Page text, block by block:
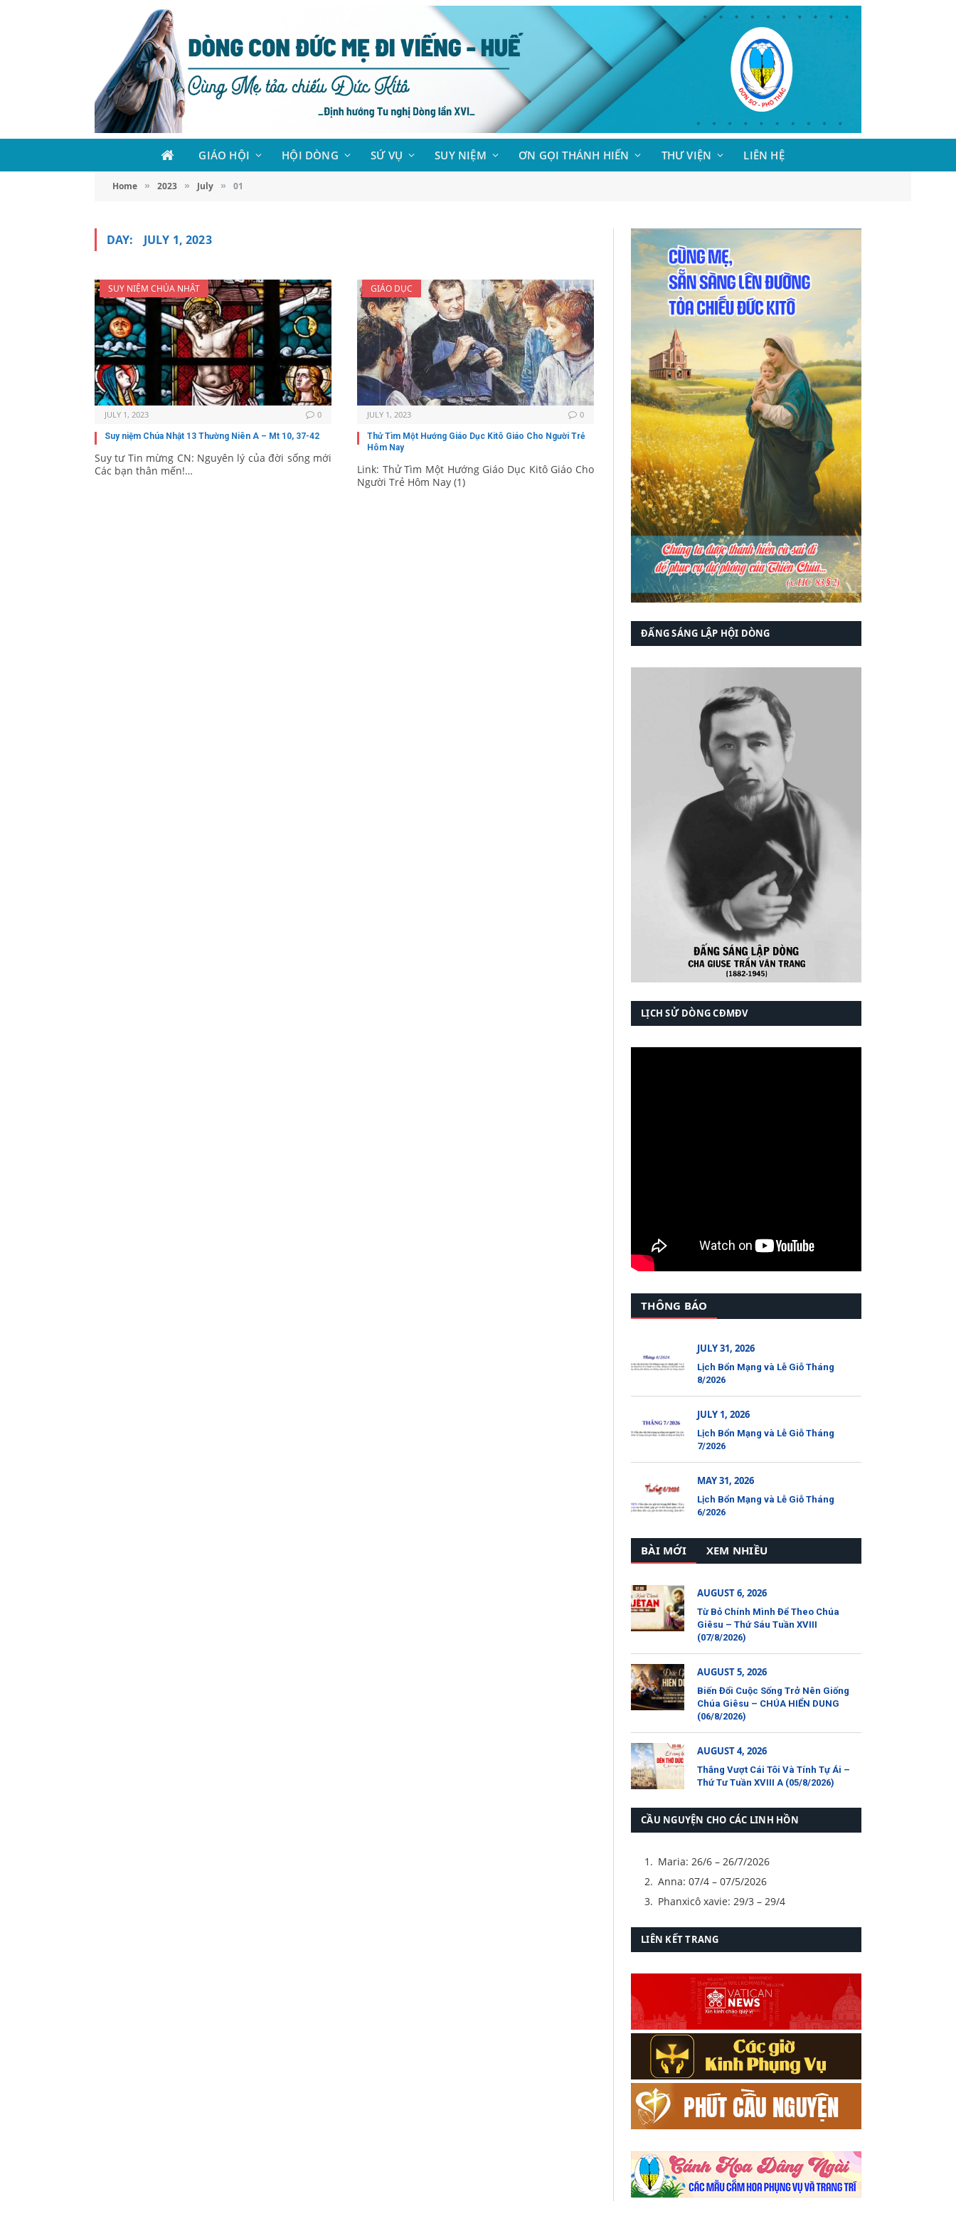
GIÁO HỘI HỘI DÒNG SỨ VỤ SUY NIỆM ƠN GỌI THÁNH HIẾN THƯ VIỆN LIÊN HỆ
Home » 2023 » July » 01
DAY: JULY 1, 2023
SUY NIỆM CHÚA NHẬT
JULY 1, 2023 0
Suy niệm Chúa Nhật 13 Thường Niên A – Mt 10, 37-42
Suy tư Tin mừng CN: Nguyên lý của đời sống mới
Các bạn thân mến!…
GIÁO DỤC
JULY 1, 2023 0
Thử Tìm Một Hướng Giáo Dục Kitô Giáo Cho Người Trẻ
Hôm Nay
Link: Thử Tìm Một Hướng Giáo Dục Kitô Giáo Cho
Người Trẻ Hôm Nay (1)
ĐẤNG SÁNG LẬP HỘI DÒNG
LỊCH SỬ DÒNG CĐMĐV
THÔNG BÁO
JULY 31, 2026
Lịch Bổn Mạng và Lễ Giỗ Tháng
8/2026
JULY 1, 2026
Lịch Bổn Mạng và Lễ Giỗ Tháng
7/2026
MAY 31, 2026
Lịch Bổn Mạng và Lễ Giỗ Tháng
6/2026
BÀI MỚI XEM NHIỀU
AUGUST 6, 2026
Từ Bỏ Chính Mình Để Theo Chúa
Giêsu – Thứ Sáu Tuần XVIII
(07/8/2026)
AUGUST 5, 2026
Biến Đổi Cuộc Sống Trở Nên Giống
Chúa Giêsu – CHÚA HIỂN DUNG
(06/8/2026)
AUGUST 4, 2026
Thắng Vượt Cái Tôi Và Tính Tự Ái –
Thứ Tư Tuần XVIII A (05/8/2026)
CẦU NGUYỆN CHO CÁC LINH HỒN
Maria: 26/6 – 26/7/2026
Anna: 07/4 – 07/5/2026
Phanxicô xavie: 29/3 – 29/4
LIÊN KẾT TRANG